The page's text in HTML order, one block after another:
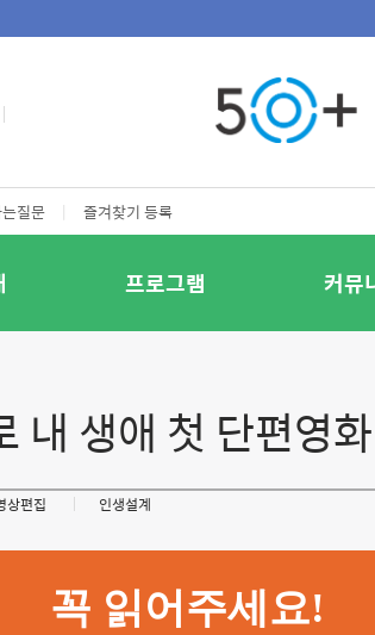
질문 | 즐겨찾기 등록
프로그램 커뮤
내 생애 첫 단편영
상편집 인생설계
꼭 읽어주세요!